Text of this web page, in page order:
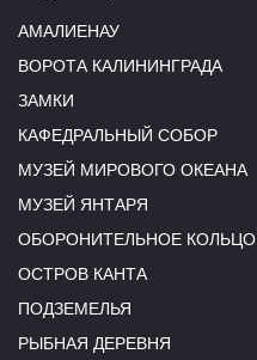
АМАЛИЕНАУ
ВОРОТА КАЛИНИНГРАДА
ЗАМКИ
КАФЕДРАЛЬНЫЙ СОБОР
МУЗЕЙ МИРОВОГО ОКЕАНА
МУЗЕЙ ЯНТАРЯ
ОБОРОНИТЕЛЬНОЕ КОЛЬЦО
ОСТРОВ КАНТА
ПОДЗЕМЕЛЬЯ
РЫБНАЯ ДЕРЕВНЯ